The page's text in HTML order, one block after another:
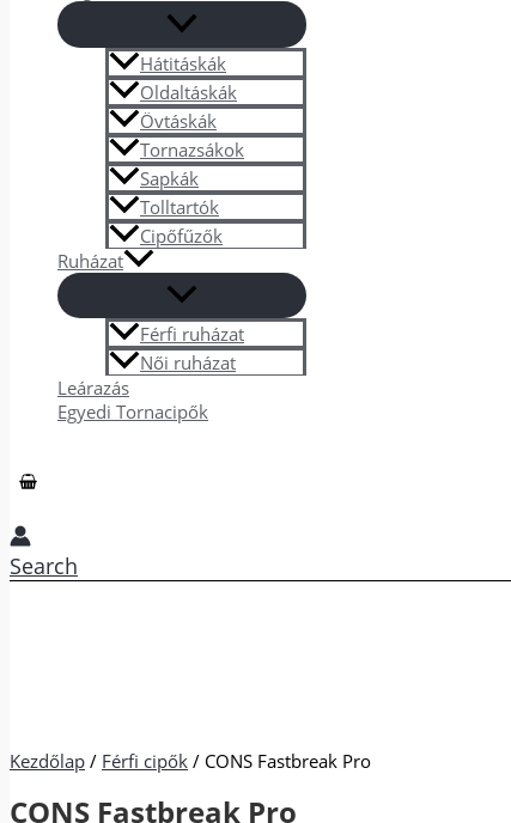
Hátitáskák
Oldaltáskák
Övtáskák
Tornazsákok
Sapkák
Tolltartók
Cipőfűzők
Ruházat
Férfi ruházat
Női ruházat
Leárazás
Egyedi Tornacipők
Search
Kezdőlap / Férfi cipők / CONS Fastbreak Pro
CONS Fastbreak Pro